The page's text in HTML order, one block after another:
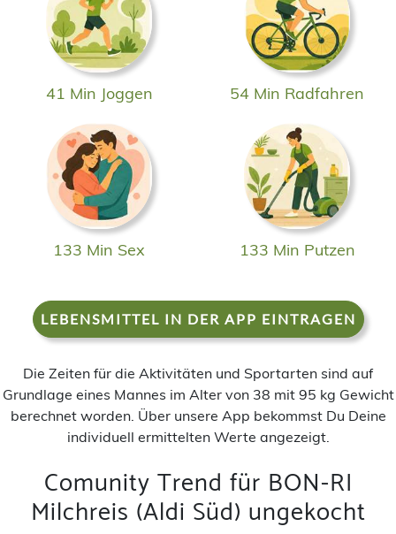
41 Min Joggen 54 Min Radfahren
133 Min Sex 133 Min Putzen
LEBENSMITTEL IN DER APP EINTRAGEN
Die Zeiten für die Aktivitäten und Sportarten sind auf
Grundlage eines Mannes im Alter von 38 mit 95 kg Gewicht
berechnet worden. Über unsere App bekommst Du Deine
individuell ermittelten Werte angezeigt.
Comunity Trend für BON-RI
Milchreis (Aldi Süd) ungekocht